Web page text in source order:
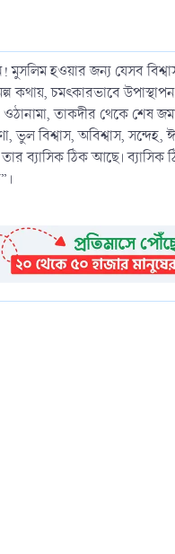
হওয়ার জন্য যেসব
চমৎকারভাবে
তাকদীর থেকে শেষ
বিশ্বাস, অবিশ্বাস, সন্দেহ,
ব্যাসিক ঠিক আছে।